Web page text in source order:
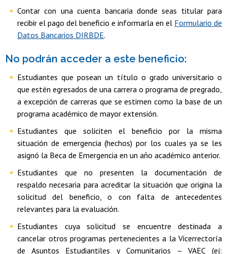
Contar con una cuenta bancaria donde seas titular para
recibir el pago del beneficio e informarla en el Formulario de
Datos Bancarios DIRBDE.
No podrán acceder a este beneficio:
Estudiantes que posean un título o grado universitario o
que estén egresados de una carrera o programa de pregrado,
a excepción de carreras que se estimen como la base de un
programa académico de mayor extensión.
Estudiantes que soliciten el beneficio por la misma
situación de emergencia (hechos) por los cuales ya se les
asignó la Beca de Emergencia en un año académico anterior.
Estudiantes que no presenten la documentación de
respaldo necesaria para acreditar la situación que origina la
solicitud del beneficio, o con falta de antecedentes
relevantes para la evaluación.
Estudiantes cuya solicitud se encuentre destinada a
cancelar otros programas pertenecientes a la Vicerrectoría
de Asuntos Estudiantiles y Comunitarios – VAEC (ej: